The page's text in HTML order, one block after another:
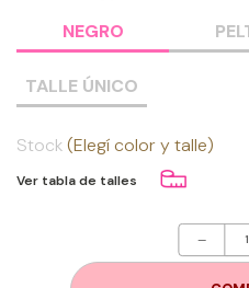
NEGRO
TALLE ÚNICO
Stock(Elegí color y talle)
Ver tabla de talles
–